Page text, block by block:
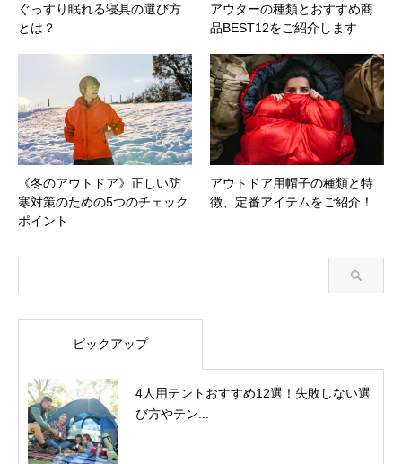
ぐっすり眠れる寝具の選び方
とは？
アウターの種類とおすすめ商
品BEST12をご紹介します
《冬のアウトドア》正しい防
寒対策のための5つのチェック
ポイント
アウトドア用帽子の種類と特
徴、定番アイテムをご紹介！
ピックアップ
4人用テントおすすめ12選！失敗しない選
び方やテン...